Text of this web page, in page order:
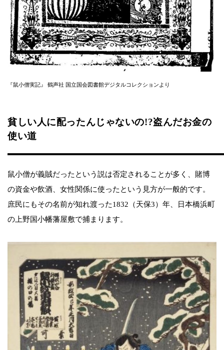
『鼠小僧実記』 鶴声社 国立国会図書館デジタルコレクションより
貧しい人に配ったんじゃないの!?盗んだお金の
使い道
鼠小僧が義賊だったという説は否定されることが多く、賭博
の資金や飲酒、女性関係に使ったという見方が一般的です。
庶民にもその名前が知れ渡った1832（天保3）年、日本橋浜町
の上野国小幡藩屋敷で捕まります。